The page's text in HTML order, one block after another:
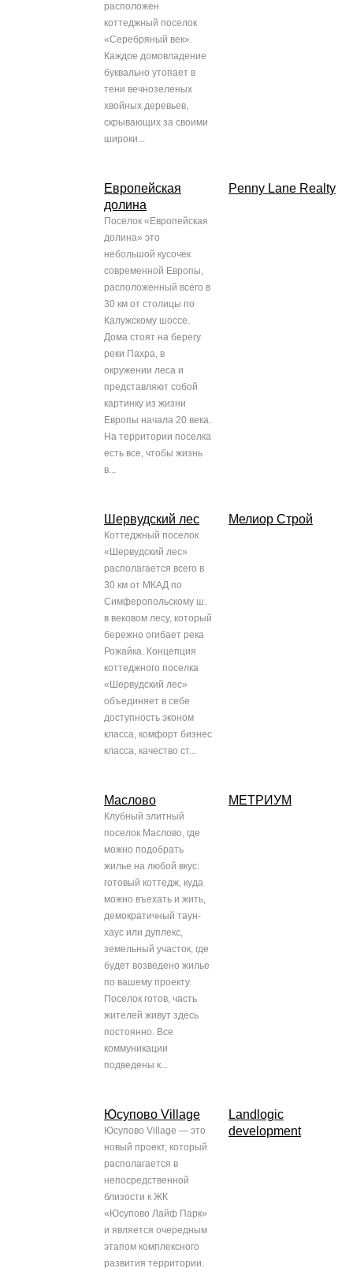
расположен
коттеджный поселок
«Серебряный век».
Каждое домовладение
буквально утопает в
тени вечнозеленых
хвойных деревьев,
скрывающих за своими
широки...
Европейская
долина
Поселок «Европейская
долина» это
небольшой кусочек
современной Европы,
расположенный всего в
30 км от столицы по
Калужскому шоссе.
Дома стоят на берегу
реки Пахра, в
окружении леса и
представляют собой
картинку из жизни
Европы начала 20 века.
На территории поселка
есть все, чтобы жизнь
в...
Penny Lane Realty
Шервудский лес
Коттеджный поселок
«Шервудский лес»
располагается всего в
30 км от МКАД по
Симферопольскому ш.
в вековом лесу, который
бережно огибает река
Рожайка. Концепция
коттеджного поселка
«Шервудский лес»
объединяет в себе
доступность эконом
класса, комфорт бизнес
класса, качество ст...
Мелиор Строй
Маслово
Клубный элитный
поселок Маслово, где
можно подобрать
жилье на любой вкус:
готовый коттедж, куда
можно въехать и жить,
демократичный таун-
хаус или дуплекс,
земельный участок, где
будет возведено жилье
по вашему проекту.
Поселок готов, часть
жителей живут здесь
постоянно. Все
коммуникации
подведены к...
МЕТРИУМ
Юсупово Village
Юсупово Village — это
новый проект, который
располагается в
непосредственной
близости к ЖК
«Юсупово Лайф Парк»
и является очередным
этапом комплексного
развития территории.
Landlogic
development